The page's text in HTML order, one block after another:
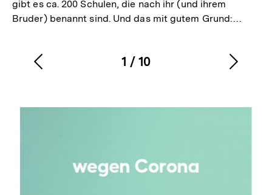
gibt es ca. 200 Schulen, die nach ihr (und ihrem
Bruder) benannt sind. Und das mit gutem Grund:…
Karussellinhalt
1
von
/ 10
Vorherigen
anzeigen